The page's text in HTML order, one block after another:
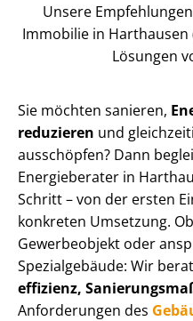
Unsere
Immobilie in
Lösungen
Sie möchten sanieren,
reduzieren und
ausschöpfen? Dann
Energieberater in
Schritt – von der ersten
konkreten Umsetzung.
Gewerbeobjekt oder
Spezialgebäude: Wir
ef­fi­zi­enz,
Anforderungen des